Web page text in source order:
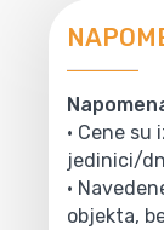
• Cene
jedinici/
•
objekta,